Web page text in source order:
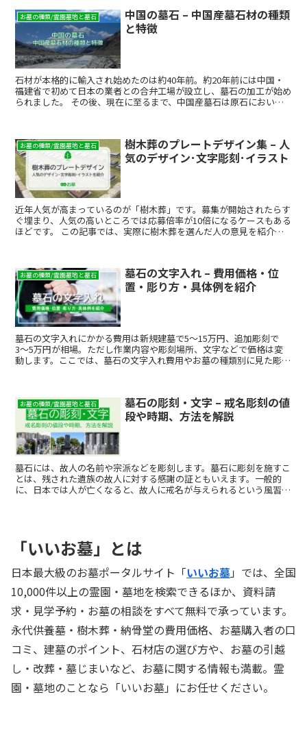
お墓の種類/霊園墓地と墓石
中国の墓石 – 中国産墓石材の種類
と特徴
石材が本格的に輸入され始めたのは約40年前。約20年前には中国・
福建省で初めて日本の業者との合弁工場が設立し、墓石の加工が始め
られました。 その後、現在に至るまで、中国産墓石は原石において
お墓の種類/霊園墓地と墓石
樹木葬のプレートデザイン集 – 人
気のデザイン･文字彫刻･イラスト
近年人気が高まっているのが「樹木葬」です。募集が開始されたらす
ぐ埋まり、人気の高いところでは応募倍率が10倍になるケースもある
ほどです。 この記事では、実際に樹木葬を選んだ人の意見を紹介し
お墓の種類/霊園墓地と墓石
墓石の文字入れ – 費用価格・位
置・彫り方・具体例を紹介
墓石の文字入れにかかる費用は新規建墓で5〜15万円、追加彫刻で
3〜5万円が相場。ただし作業内容や彫刻場所、文字などで価格は変
動します。ここでは、墓石の文字入れ費用やお墓の種類別に見た彫刻
お墓の種類/霊園墓地と墓石
墓石の彫刻・文字 – 戒名彫刻の値
段や時期、方法を解説
墓石には、故人の名前や宗派などを彫刻します。墓石に彫刻を施すこ
とは、残された遺族の故人に対する感謝の証ともいえます。一般的
に、日本では人が亡くなると、故人に戒名が与えられるという風習が
てまとめてみました。和型・洋型などお墓の種類によって刻む内容が
異なる点や、お墓に刻む文字の書体などについてもご紹介しますの
で、ぜひ参考にしてみてください。
「いいお墓」とは
日本最大級のお墓ポータルサイト「いいお墓」では、全国
10,000件以上の霊園・墓地を検索できるほか、資料請
求・見学予約・お墓の相談をすべて無料で承っています。
永代供養墓・樹木葬・納骨堂の費用価格、お墓購入者の口
コミ、建墓のポイント、石材店の選び方や、お墓の引越
し・改葬・墓じまいなど、お墓に関する情報も満載。霊
園・墓地のことなら「いいお墓」にお任せください。